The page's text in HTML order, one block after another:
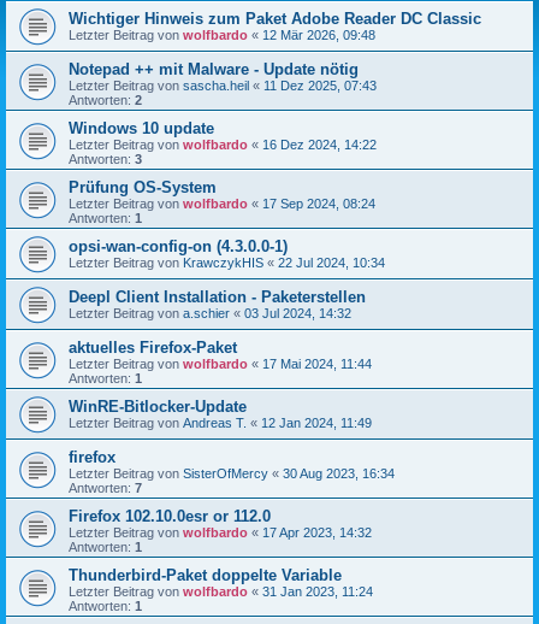
Wichtiger Hinweis zum Paket Adobe Reader DC Classic
Letzter Beitrag von wolfbardo « 12 Mär 2026, 09:48
Notepad ++ mit Malware - Update nötig
Letzter Beitrag von sascha.heil « 11 Dez 2025, 07:43
Antworten: 2
Windows 10 update
Letzter Beitrag von wolfbardo « 16 Dez 2024, 14:22
Antworten: 3
Prüfung OS-System
Letzter Beitrag von wolfbardo « 17 Sep 2024, 08:24
Antworten: 1
opsi-wan-config-on (4.3.0.0-1)
Letzter Beitrag von KrawczykHIS « 22 Jul 2024, 10:34
Deepl Client Installation - Paketerstellen
Letzter Beitrag von a.schier « 03 Jul 2024, 14:32
aktuelles Firefox-Paket
Letzter Beitrag von wolfbardo « 17 Mai 2024, 11:44
Antworten: 1
WinRE-Bitlocker-Update
Letzter Beitrag von Andreas T. « 12 Jan 2024, 11:49
firefox
Letzter Beitrag von SisterOfMercy « 30 Aug 2023, 16:34
Antworten: 7
Firefox 102.10.0esr or 112.0
Letzter Beitrag von wolfbardo « 17 Apr 2023, 14:32
Antworten: 1
Thunderbird-Paket doppelte Variable
Letzter Beitrag von wolfbardo « 31 Jan 2023, 11:24
Antworten: 1